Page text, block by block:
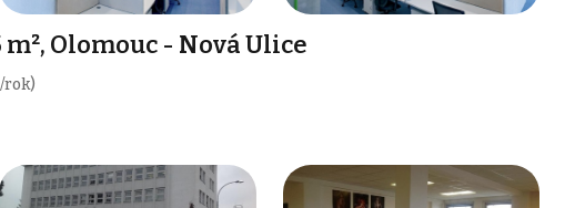
Olomouc - Nová Ulice
rok)